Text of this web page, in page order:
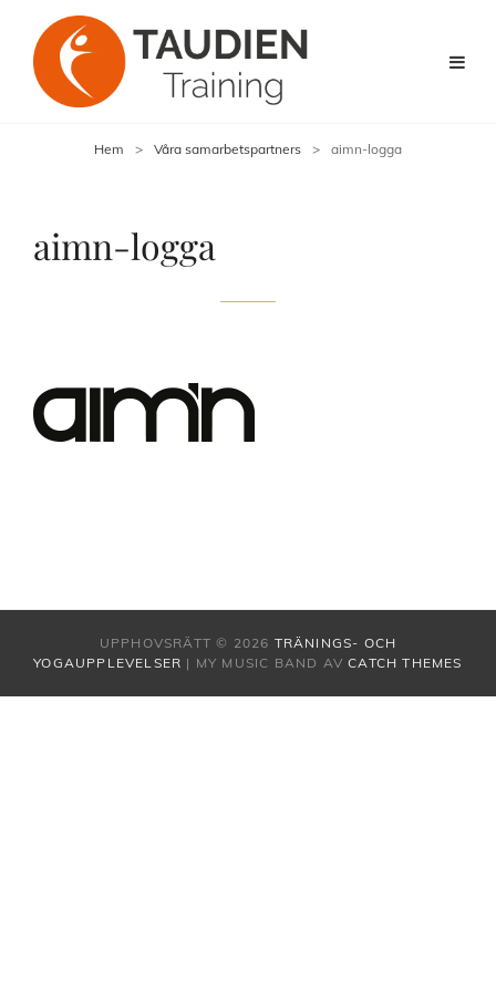
Hem > Våra samarbetspartners > aimn-logga
aimn-logga
UPPHOVSRÄTT © 2026 TRÄNINGS- OCH
YOGAUPPLEVELSER | MY MUSIC BAND AVCATCH THEMES